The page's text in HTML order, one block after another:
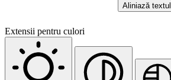
Aliniază textul
Extensii pentru culori